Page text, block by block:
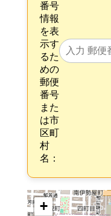
番号
情報
を表
示す
るた
めの
郵便
番号
また
は市
区町
村
名：
+